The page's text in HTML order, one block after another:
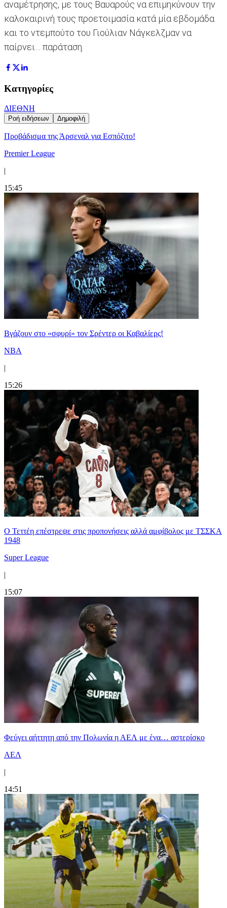
αναμέτρησης, με τους Βαυαρούς να επιμηκύνουν την
καλοκαιρινή τους προετοιμασία κατά μία εβδομάδα
και το ντεμπούτο του Γιούλιαν Νάγκελζμαν να
παίρνει… παράταση.
Κατηγορίες
ΔΙΕΘΝΗ
Ροή ειδήσεων Δημοφιλή
Προβάδισμα της Άρσεναλ για Εσπόζιτο!
Premier League
|
15:45
Bγάζουν στο «σφυρί» τον Σρέντερ οι Καβαλίερς!
NBA
|
15:26
Ο Τεττέη επέστρεψε στις προπονήσεις αλλά αμφίβολος με ΤΣΣΚΑ
1948
Super League
|
15:07
Φεύγει αήττητη από την Πολωνία η ΑΕΛ με ένα… αστερίσκο
ΑΕΛ
|
14:51